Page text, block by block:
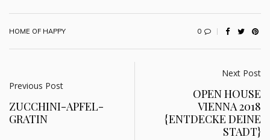
HOME OF HAPPY 0
Previous Post
ZUCCHINI-APFEL-
GRATIN
Next Post
OPEN HOUSE
VIENNA 2018
{ENTDECKE DEINE
STADT}